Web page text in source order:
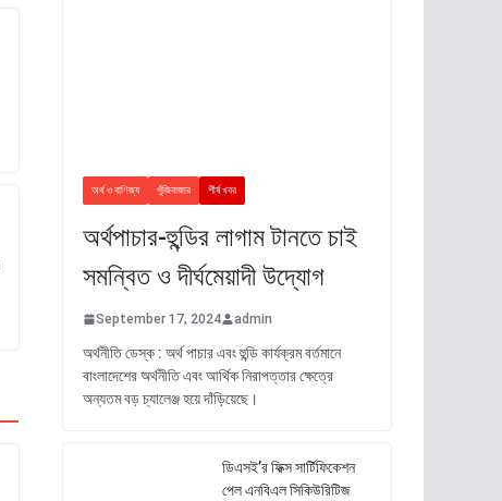
অর্থ ও বাণিজ্য পুঁজিবাজার শীর্ষ খবর
অর্থপাচার-হুন্ডির লাগাম টানতে চাই
সমন্বিত ও দীর্ঘমেয়াদী উদ্যোগ
September 17, 2024 admin
অর্থনীতি ডেস্ক : অর্থ পাচার এবং হুন্ডি কার্যক্রম বর্তমানে
বাংলাদেশের অর্থনীতি এবং আর্থিক নিরাপত্তার ক্ষেত্রে
অন্যতম বড় চ্যালেঞ্জ হয়ে দাঁড়িয়েছে।
ডিএসই’র ফিক্স সার্টিফিকেশন
পেল এনবিএল সিকিউরিটিজ